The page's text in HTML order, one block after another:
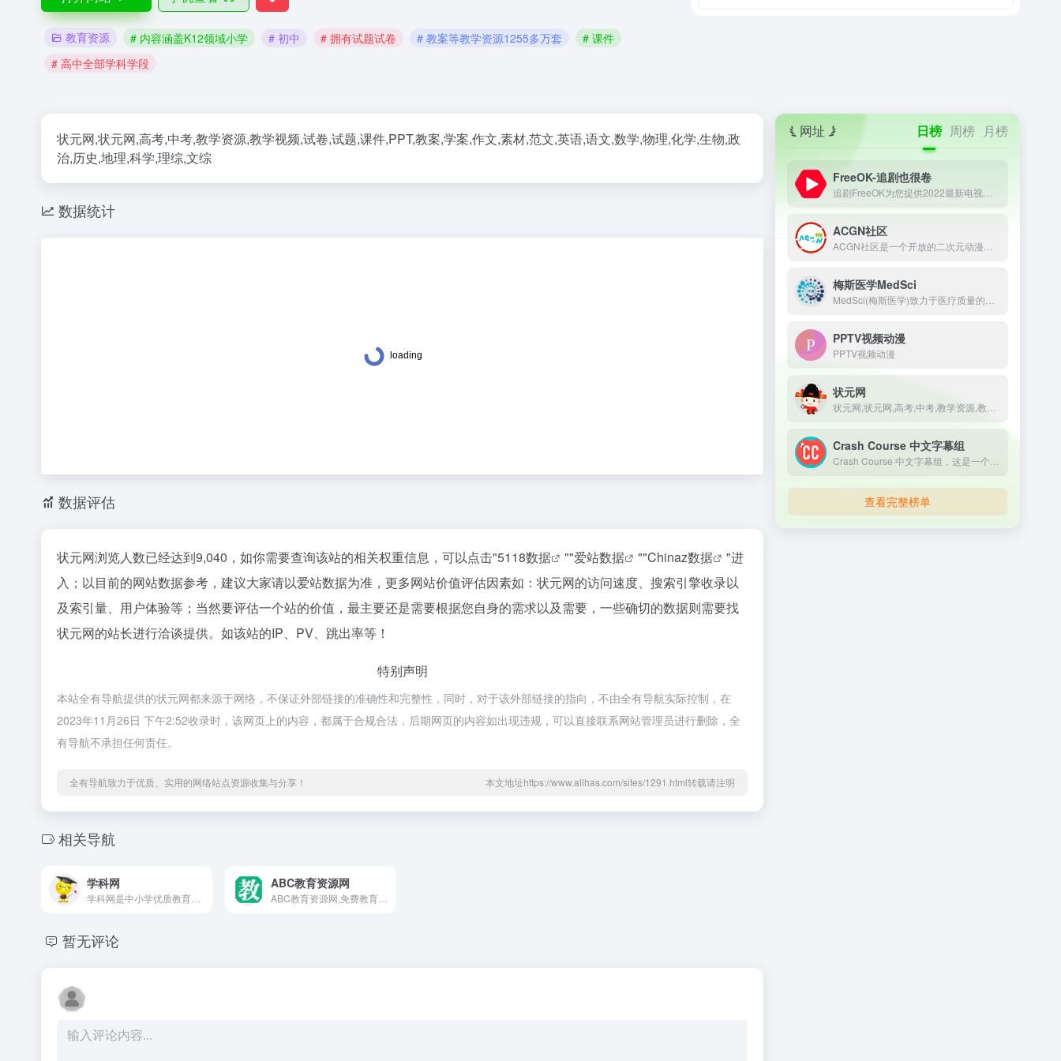
教育资源 # 内容涵盖K12领域小学 # 初中 # 拥有试题试卷 # 教案等教学资源1255多万套
# 课件
# 高中全部学科学段
状元网,状元网,高考,中考,教学资源,教学视频,试卷,试题,课件,PPT,教案,学案,作文,素材,范文,英语,语文,数学,物理,化学,生物,政
治,历史,地理,科学,理综,文综
数据统计
数据评估
状元网浏览人数已经达到9,040，如你需要查询该站的相关权重信息，可以点击"5118数据 ""爱站数据 ""Chinaz数据
"进
入；以目前的网站数据参考，建议大家请以爱站数据为准，更多网站价值评估因素如：状元网的访问速度、搜索引擎收录以
及索引量、用户体验等；当然要评估一个站的价值，最主要还是需要根据您自身的需求以及需要，一些确切的数据则需要找
状元网的站长进行洽谈提供。如该站的IP、PV、跳出率等！
特别声明
本站全有导航提供的状元网都来源于网络，不保证外部链接的准确性和完整性，同时，对于该外部链接的指向，不由全有导航实际控制，在
2023年11月26日 下午2:52收录时，该网页上的内容，都属于合规合法，后期网页的内容如出现违规，可以直接联系网站管理员进行删除，全
有导航不承担任何责任。
全有导航致力于优质、实用的网络站点资源收集与分享！ 本文地址https://www.allhas.com/sites/1291.html转载请注明
相关导航
学科网 ABC教育资源网
ABC教育资源网,免费教育资源下载网站,提供中小学语文,数学,英语等学科免费课件,教案,试卷,图片,视频等教育教学资源
暂无评论
网址 日榜 周榜 月榜
FreeOK-追剧也很卷
ACGN社区
梅斯医学MedSci
PPTV视频动漫
PPTV视频动漫
状元网
Crash Course 中文字幕组
查看完整榜单